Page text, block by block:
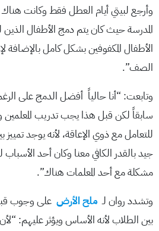
وأرجع لبيتي أيام العطل فقط وكانت
المدرسة حيث كان يتم دمج الأطفال
الأطفال المكفوفين بشكل كامل
الصف”.
وتابعت: “أنا حالياً أفضل الدمج على
سابقاً لكن قبل هذا يجب تدريب المعلمين
للتعامل مع ذوي الإعاقة، لأنه يوجد تمييز
جيد بالقدر الكافي معنا وكان أحد
مشكلة مع أحد المعلمات هناك”.
وتشدد روان لـ ملح الأرض على وجوب
بين الطلاب لأنه الأساس ويؤثر عليهم: